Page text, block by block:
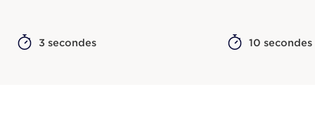
3 secondes 10 secondes